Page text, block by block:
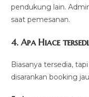
pendukung lain.
saat pemesanan.
4. Apa Hiace
Biasanya tersedia,
disarankan booking